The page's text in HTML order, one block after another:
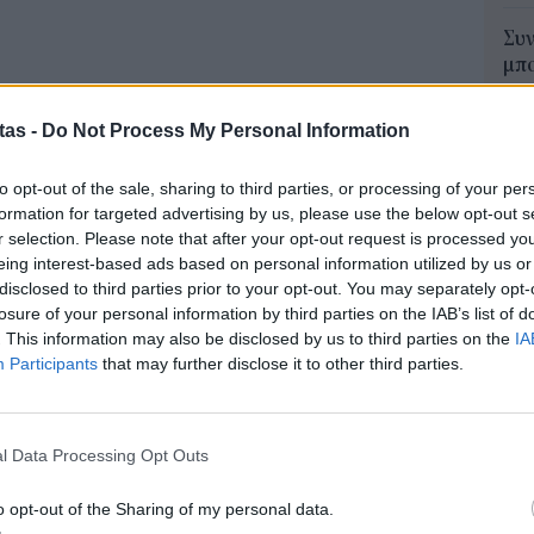
- Do Not Process My Personal Information
opt-out of the sale, sharing to third parties, or processing of your
for targeted advertising by us, please use the below opt-out
selection. Please note that after your opt-out request is processed
interest-based ads based on personal information utilized by us
to third parties prior to your opt-out. You may separately
of your personal information by third parties on the IAB’s list of
This information may also be disclosed by us to third parties on the
Participants that may further disclose it to other third parties.
Data Processing Opt Outs
opt-out of the Sharing of my personal data.
στις θαλάσσιες μεταφορές
από 10 εκατομμύρια επιβάτες, θα
των θαλάσσιων μεταφορών επιβατών στην
υψηλότερο αριθμό επιβατών: 85,4 εκατομμύρια,
τα ελληνικά λιμάνια με 75,0
06